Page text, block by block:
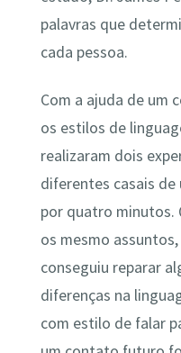
palavras que
cada pessoa.
Com a ajuda de um
os estilos de
realizaram dois
diferentes casais
por quatro minutos.
os mesmo
conseguiu reparar
diferenças na
com estilo de falar